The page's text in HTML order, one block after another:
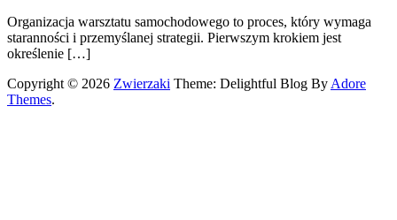
Organizacja warsztatu samochodowego to proces, który wymaga
staranności i przemyślanej strategii. Pierwszym krokiem jest
określenie […]
Copyright © 2026 Zwierzaki Theme: Delightful Blog ByAdore
Themes.